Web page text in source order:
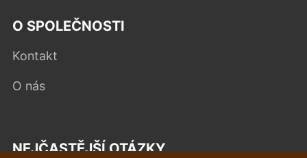
O SPOLEČNOSTI
Kontakt
O nás
NEJČASTĚJŠÍ OTÁZKY